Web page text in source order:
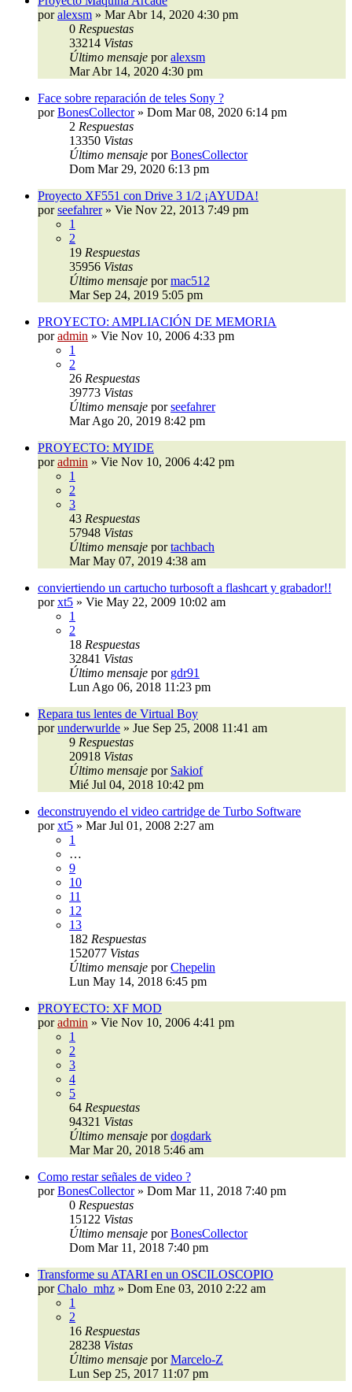
poralexsm » Mar Abr 14, 2020 4:30 pm
0 Respuestas
33214 Vistas
Último mensaje poralexsm
Mar Abr 14, 2020 4:30 pm
Face sobre reparación de teles Sony ?
porBonesCollector» Dom Mar 08, 2020 6:14 pm
2 Respuestas
13350 Vistas
Último mensaje porBonesCollector
Dom Mar 29, 2020 6:13 pm
Proyecto XF551 con Drive 3 1/2 ¡AYUDA!
porseefahrer» Vie Nov 22, 2013 7:49 pm
1
2
19 Respuestas
35956 Vistas
Último mensaje pormac512
Mar Sep 24, 2019 5:05 pm
PROYECTO: AMPLIACIÓN DE MEMORIA
poradmin » Vie Nov 10, 2006 4:33 pm
1
2
26 Respuestas
39773 Vistas
Último mensaje porseefahrer
Mar Ago 20, 2019 8:42 pm
PROYECTO: MYIDE
poradmin » Vie Nov 10, 2006 4:42 pm
1
2
3
43 Respuestas
57948 Vistas
Último mensaje portachbach
Mar May 07, 2019 4:38 am
conviertiendo un cartucho turbosoft a flashcart y grabador!!
porxt5 » Vie May 22, 2009 10:02 am
1
2
18 Respuestas
32841 Vistas
Último mensaje por gdr91
Lun Ago 06, 2018 11:23 pm
Repara tus lentes de Virtual Boy
porunderwurlde » Jue Sep 25, 2008 11:41 am
9 Respuestas
20918 Vistas
Último mensaje por Sakiof
Mié Jul 04, 2018 10:42 pm
deconstruyendo el video cartridge de Turbo Software
porxt5 » Mar Jul 01, 2008 2:27 am
1
…
9
10
11
12
13
182 Respuestas
152077 Vistas
Último mensaje porChepelin
Lun May 14, 2018 6:45 pm
PROYECTO: XF MOD
poradmin » Vie Nov 10, 2006 4:41 pm
1
2
3
4
5
64 Respuestas
94321 Vistas
Último mensaje pordogdark
Mar Mar 20, 2018 5:46 am
Como restar señales de video ?
porBonesCollector» Dom Mar 11, 2018 7:40 pm
0 Respuestas
15122 Vistas
Último mensaje porBonesCollector
Dom Mar 11, 2018 7:40 pm
Transforme su ATARI en un OSCILOSCOPIO
porChalo_mhz » Dom Ene 03, 2010 2:22 am
1
2
16 Respuestas
28238 Vistas
Último mensaje porMarcelo-Z
Lun Sep 25, 2017 11:07 pm